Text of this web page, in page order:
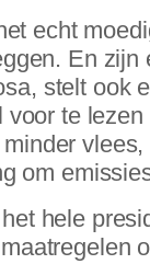
echt
En zijn
stelt ook
te
om
hele